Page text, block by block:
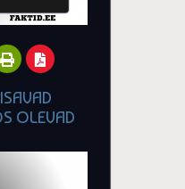
OLEVAD